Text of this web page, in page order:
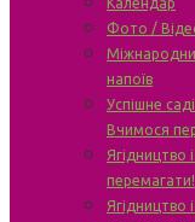
Фото /
напоїв
Успішне
Вчимося
Ягідництво
перемагати!
Ягідництво